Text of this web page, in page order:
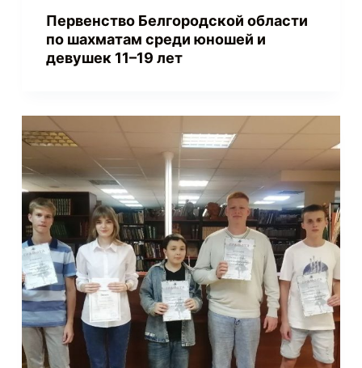
Первенство Белгородской области
по шахматам среди юношей и
девушек 11–19 лет